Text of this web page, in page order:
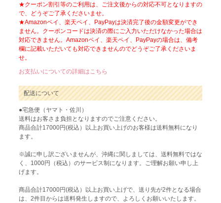
★クーポン割引等のご利用は、ご注文後からの対応不可となりますの
で、どうぞご了承くださいませ。
★Amazonペイ、楽天ペイ、PayPayは決済完了後の金額変更ができ
ません。クーポンコードは決済の際にご入力いただけなかった場合は
対応できません。Amazonペイ、楽天ペイ、PayPayの場合は、備考
欄に記載いただいても対応できませんのでどうぞご了承くださいま
せ。
お支払いについての詳細はこちら
配送について
●宅急便（ヤマト・佐川）
送料はお客さま負担となりますのでご注意ください。
商品合計17000円(税込）以上お買い上げのお客様は送料無料になり
ます。
※誠に申し訳ございませんが、沖縄に関しましては、送料無料ではな
く、1000円（税込）のサービス制になります。ご理解お願い申し上
げます。
商品合計17000円(税込）以上お買い上げで、送り先が2件となる場合
は、2件目からは送料発生しますので、よろしくお願いいたします。